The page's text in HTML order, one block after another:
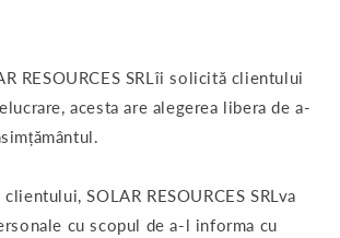
RESOURCES SRLîi solicită clientului
acesta are alegerea libera de a-
SOLAR RESOURCES SRLva
cu scopul de a-l informa cu